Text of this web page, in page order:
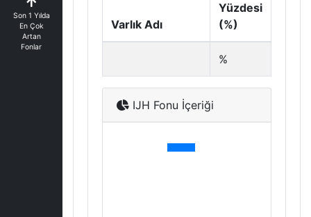
Son 1 Yılda
En Çok
Artan
Fonlar
Varlık Adı
Yüzdesi
(%)
%
IJH Fonu İçeriği